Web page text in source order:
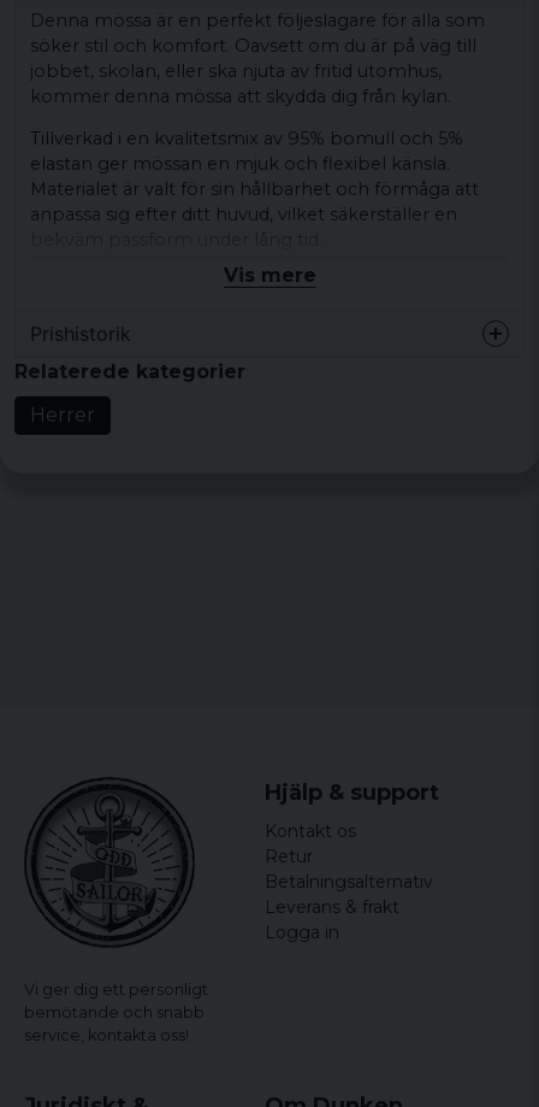
Denna mössa är en perfekt följeslagare för alla som
söker stil och komfort. Oavsett om du är på väg till
jobbet, skolan, eller ska njuta av fritid utomhus,
kommer denna mössa att skydda dig från kylan.
Tillverkad i en kvalitetsmix av 95% bomull och 5%
elastan ger mössan en mjuk och flexibel känsla.
Materialet är valt för sin hållbarhet och förmåga att
anpassa sig efter ditt huvud, vilket säkerställer en
Mössan har en enkel men elegant konstruktion och
design. Detta innebär att du kan variera din stil efter
olika mössor.
Oavsett om du ska ut på en vinterpromenad eller
Vis mere
Prishistorik
Relaterede kategorier
Herrer
Vi ger dig ett personligt
bemötande och snabb
service, kontakta oss!
Hjälp & support
Kontakt os
Retur
Betalningsalternativ
Leverans & frakt
Logga in